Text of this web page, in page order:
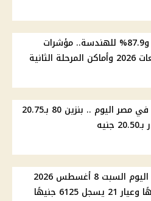
92.8% للطب و87.9% للهندسة.. مؤشرات
أسعار الوقود في مصر اليوم .. بنزين 80 بـ20.75
أسعار الذهب اليوم السبت 8 أغسطس 2026